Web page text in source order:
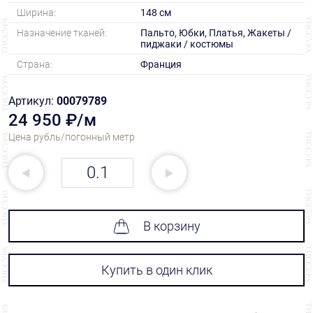
Ширина:
148 см
Назначение тканей:
Пальто, Юбки, Платья, Жакеты /
пиджаки / костюмы
Страна:
Франция
Артикул: 00079789
24 950 ₽/м
Цена рубль/погонный метр
В корзину
Купить в один клик